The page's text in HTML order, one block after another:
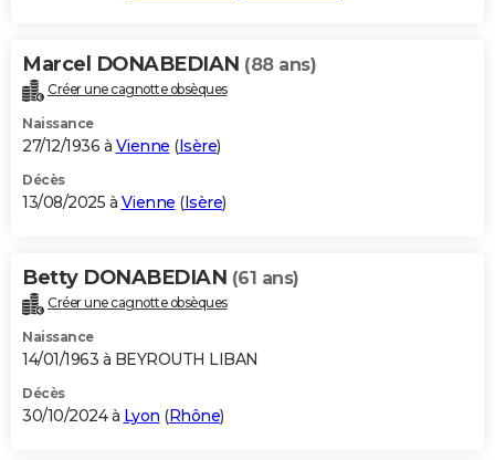
Carte de Noël
Carte Bonne année
Carte Saint-Valentin
Carte Pâques
Carte d'anniversaire
DICTIONNAIRE
Dictionnaire
Biographies
Citations
Expressions
Proverbes
PROGRAMME TV
S'inscrire
Se connecter
Lycées
Collèges
Primaires
Universités
Entreprises
Service militaire
Avis de recherche
AVIS DE DÉCÈS
Bricolage
Lifestyle
Culture
Sport
Auto
Television
Voyage
Cinema
Marcel DONABEDIAN (88 ans)
Créer une cagnotte obsèques
Naissance
27/12/1936 à Vienne (Isère)
Décès
13/08/2025 à Vienne (Isère)
Betty DONABEDIAN (61 ans)
Créer une cagnotte obsèques
Naissance
14/01/1963 à BEYROUTH LIBAN
Décès
30/10/2024 à Lyon (Rhône)